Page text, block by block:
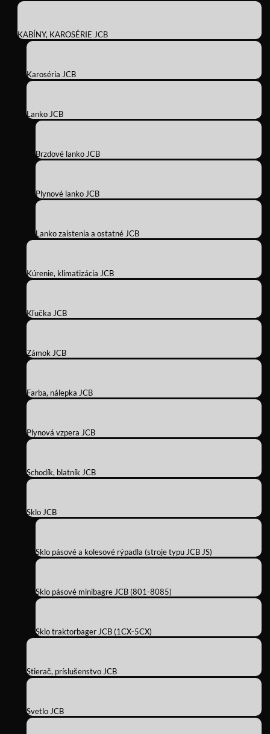
KABÍNY, KAROSÉRIE JCB
Karoséria JCB
Lanko JCB
Brzdové lanko JCB
Plynové lanko JCB
Lanko zaistenia a ostatné JCB
Kúrenie, klimatizácia JCB
Kľučka JCB
Zámok JCB
Farba, nálepka JCB
Plynová vzpera JCB
Schodík, blatník JCB
Sklo JCB
Sklo pásové a kolesové rýpadla (stroje typu JCB JS)
Sklo pásové minibagre JCB (801-8085)
Sklo traktorbager JCB (1CX-5CX)
Stierač, príslušenstvo JCB
Svetlo JCB